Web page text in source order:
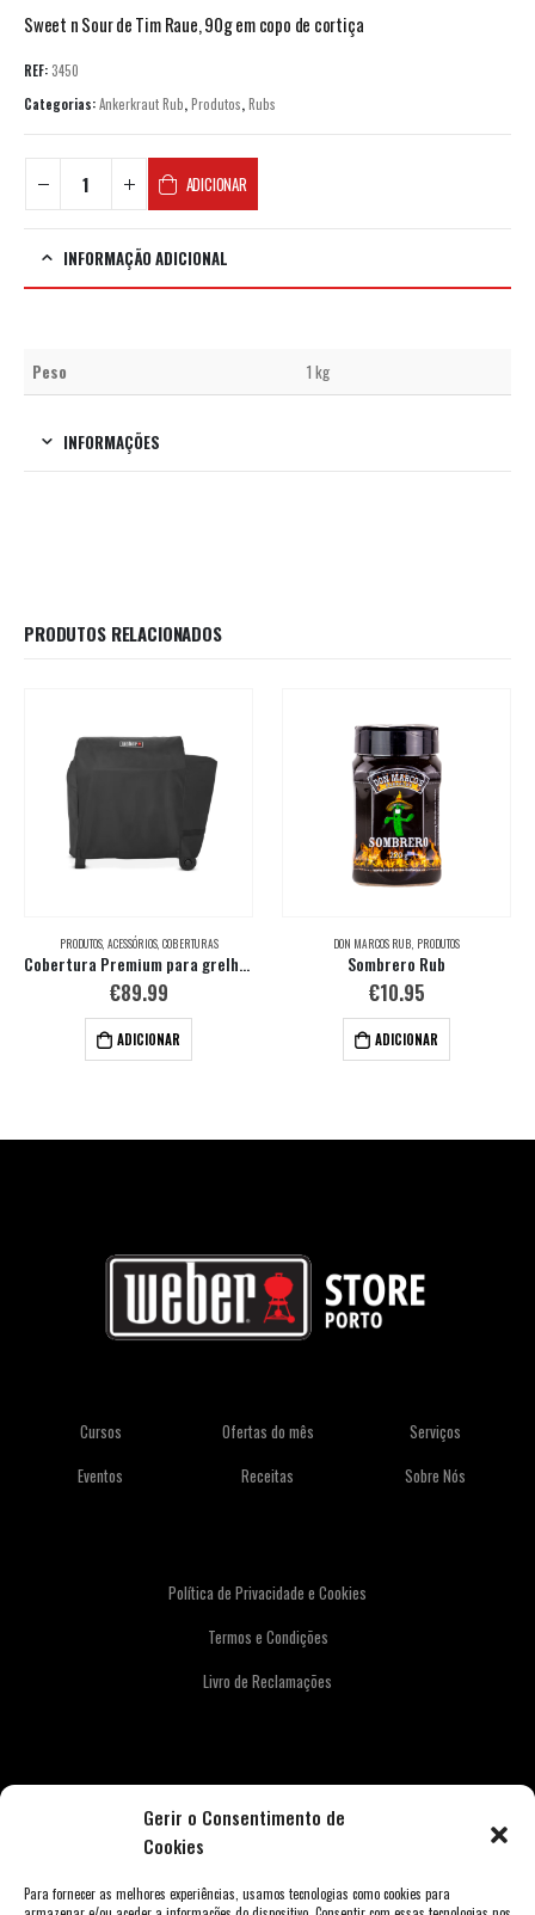
Gerir o Consentimento de
Cookies
Para fornecer as melhores experiências, usamos tecnologias como cookies para
Sweet n Sour de Tim Raue, 90g em copo de cortiça
REF: 3450
Categorias:Ankerkraut Rub,Produtos,Rubs
ADICIONAR
INFORMAÇÃO ADICIONAL
Peso 1 kg
INFORMAÇÕES
PRODUTOS RELACIONADOS
PRODUTOS, ACESSÓRIOS, COBERTURAS
Cobertura Premium para grelhador Searwood® XL
€89.99
ADICIONAR
DON MARCOS RUB, PRODUTOS
Sombrero Rub
€10.95
ADICIONAR
Cursos
Eventos
Ofertas do mês
Receitas
Serviços
Sobre Nós
Política de Privacidade e Cookies
Termos e Condições
Livro de Reclamações